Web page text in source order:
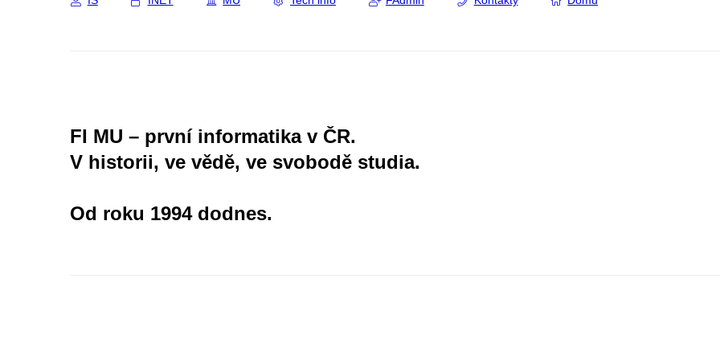
FI MU – první informatika v ČR.
V historii, ve vědě, ve svobodě studia.
Od roku 1994 dodnes.